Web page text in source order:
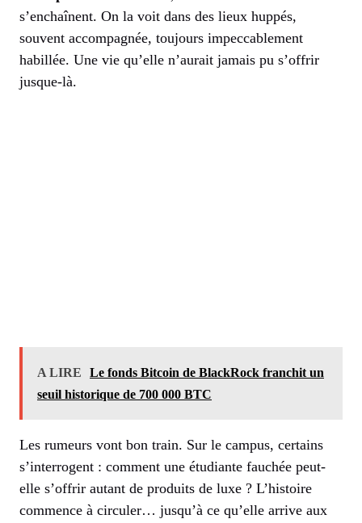
s’enchaînent. On la voit dans des lieux huppés,
souvent accompagnée, toujours impeccablement
habillée. Une vie qu’elle n’aurait jamais pu s’offrir
jusque-là.
A LIRE
Le fonds Bitcoin de BlackRock franchit un
seuil historique de 700 000 BTC
Les rumeurs vont bon train. Sur le campus, certains
s’interrogent : comment une étudiante fauchée peut-
elle s’offrir autant de produits de luxe ? L’histoire
commence à circuler… jusqu’à ce qu’elle arrive aux